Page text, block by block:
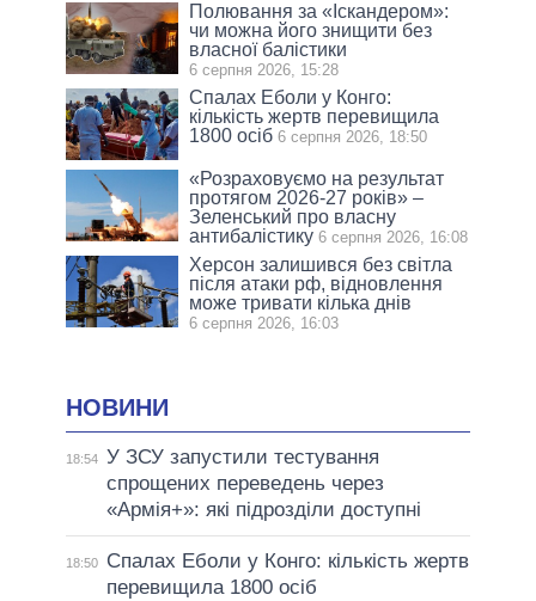
Полювання за «Іскандером»:
чи можна його знищити без
власної балістики
6 серпня 2026, 15:28
Спалах Еболи у Конго:
кількість жертв перевищила
1800 осіб 6 серпня 2026, 18:50
«Розраховуємо на результат
протягом 2026-27 років» –
Зеленський про власну
антибалістику 6 серпня 2026, 16:08
Херсон залишився без світла
після атаки рф, відновлення
може тривати кілька днів
6 серпня 2026, 16:03
НОВИНИ
18:54 У ЗСУ запустили тестування
спрощених переведень через
«Армія+»: які підрозділи доступні
18:50
Спалах Еболи у Конго: кількість жертв
перевищила 1800 осіб